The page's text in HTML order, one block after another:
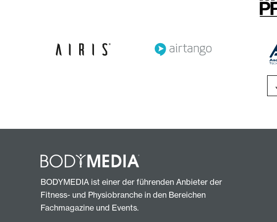
BODYMEDIA ist einer der führenden Anbieter der
Fitness- und Physiobranche in den Bereichen
Fachmagazine und Events.